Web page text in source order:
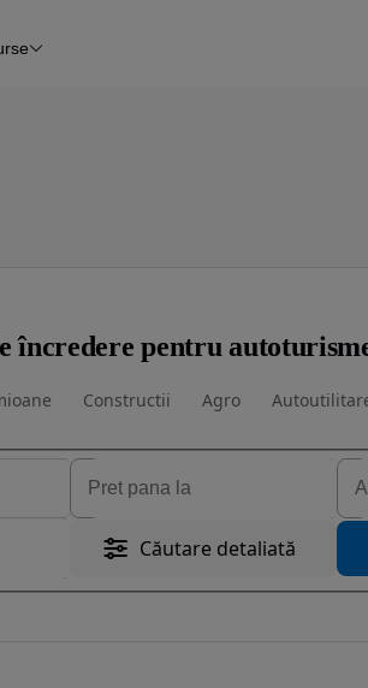
încredere pentru
Constructii Agro
Căutare detaliată